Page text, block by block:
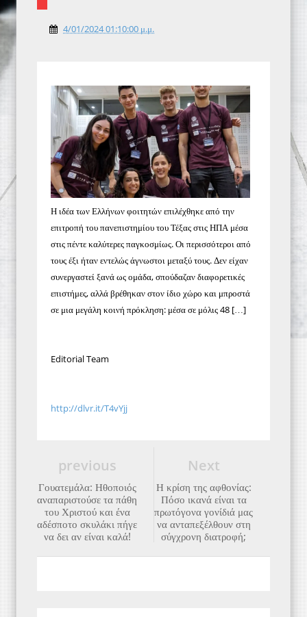
4/01/2024 01:10:00 μ.μ.
Η ιδέα των Ελλήνων φοιτητών επιλέχθηκε από την
επιτροπή του πανεπιστημίου του Τέξας στις ΗΠΑ μέσα
στις πέντε καλύτερες παγκοσμίως. Οι περισσότεροι από
τους έξι ήταν εντελώς άγνωστοι μεταξύ τους. Δεν είχαν
συνεργαστεί ξανά ως ομάδα, σπούδαζαν διαφορετικές
επιστήμες, αλλά βρέθηκαν στον ίδιο χώρο και μπροστά
σε μια μεγάλη κοινή πρόκληση: μέσα σε μόλις 48 […]
Editorial Team
http://dlvr.it/T4vYjj
Next
Η κρίση της αφθονίας:
Πόσο ικανά είναι τα
πρωτόγονα γονίδιά μας
να ανταπεξέλθουν στη
σύγχρονη διατροφή;
previous
Γουατεμάλα: Ηθοποιός
αναπαριστούσε τα πάθη
του Χριστού και ένα
αδέσποτο σκυλάκι πήγε
να δει αν είναι καλά!